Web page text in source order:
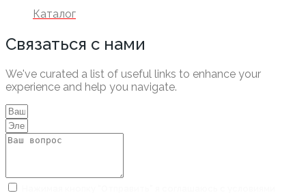
Каталог
Связаться с нами
We've curated a list of useful links to enhance your
experience and help you navigate.